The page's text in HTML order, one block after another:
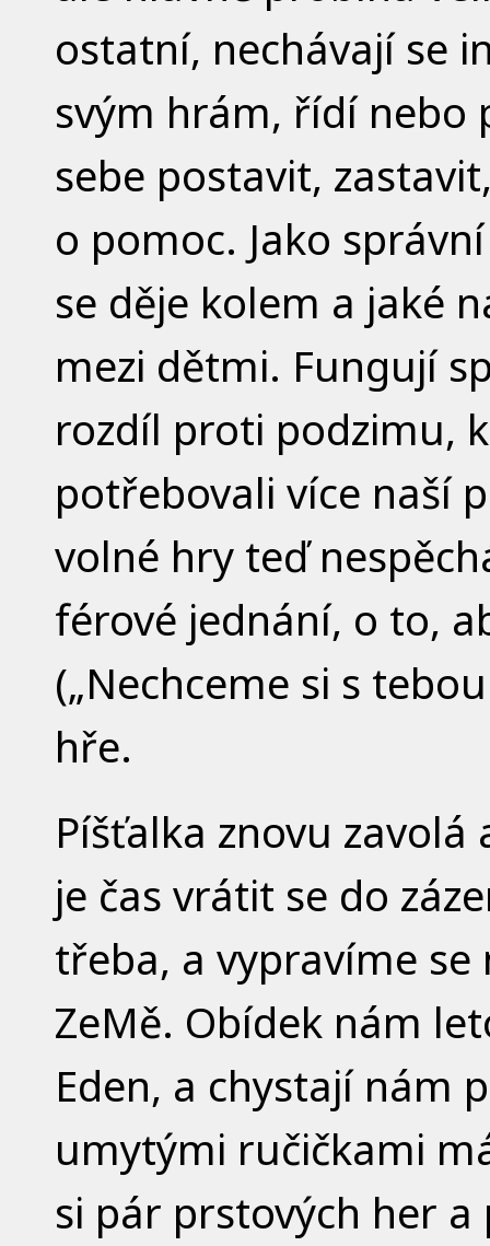
ostatní, nechávají se
svým hrám, řídí nebo
sebe postavit,
o pomoc. Jako
se děje kolem a jaké
mezi dětmi. Fungují
rozdíl proti podzimu,
potřebovali více naší
volné hry teď
férové jednání, o to,
(„Nechceme si s
hře.
Píšťalka znovu zavolá
je čas vrátit se do
třeba, a vypravíme
ZeMě. Obídek nám
Eden, a chystají nám
umytými ručičkami
si pár prstových her